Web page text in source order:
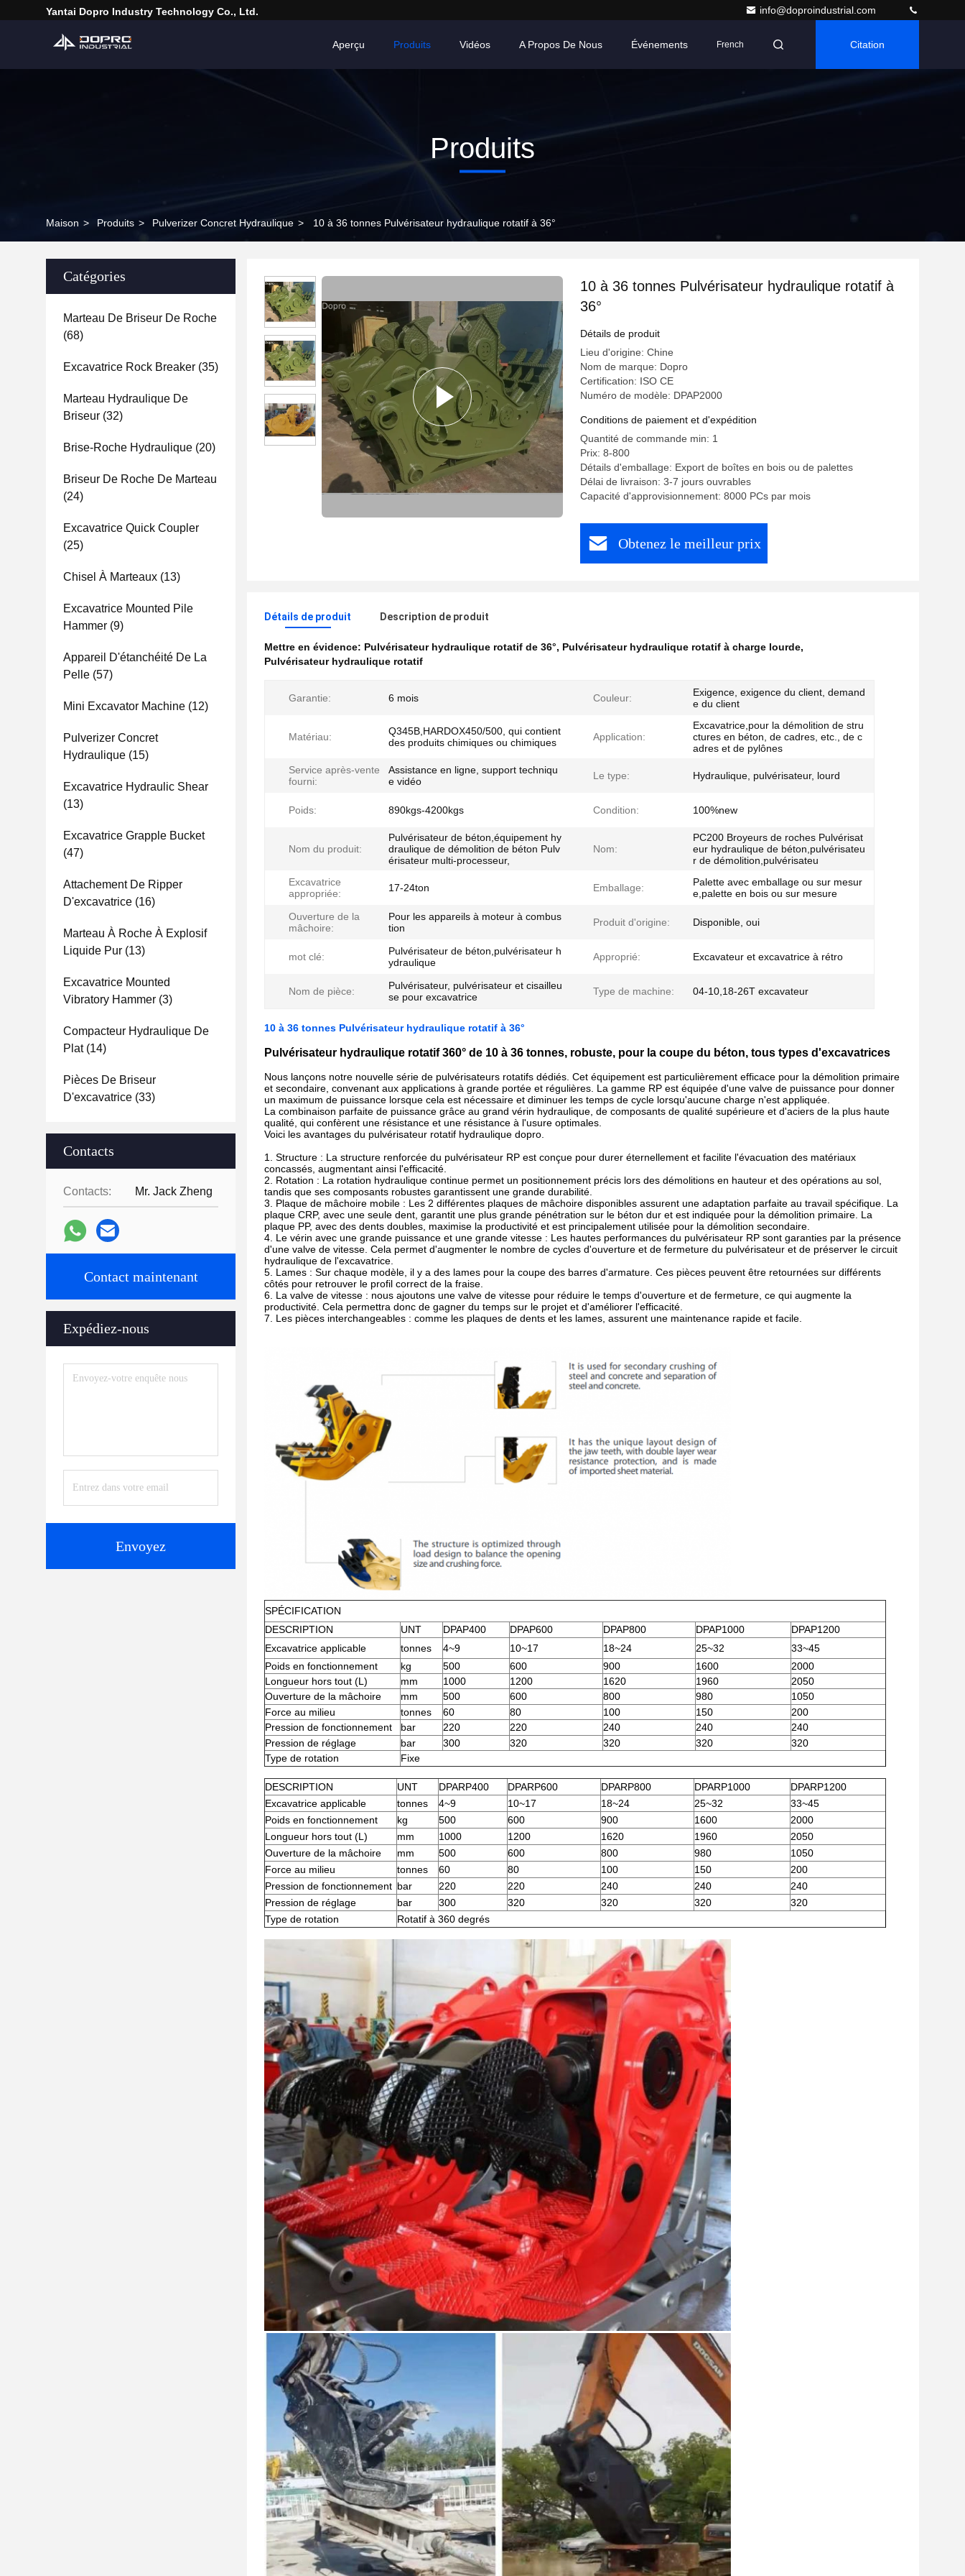
Yantai Dopro Industry Technology Co., Ltd. info@doproindustrial.com
Aperçu Produits Vidéos A Propos De Nous Événements French Citation
Produits
Maison > Produits > Pulverizer Concret Hydraulique > 10 à 36 tonnes Pulvérisateur hydraulique rotatif à 36°
Catégories
Marteau De Briseur De Roche
(68)
Excavatrice Rock Breaker (35)
Marteau Hydraulique De
Briseur (32)
Brise-Roche Hydraulique (20)
Briseur De Roche De Marteau
(24)
Excavatrice Quick Coupler
(25)
Chisel À Marteaux (13)
Excavatrice Mounted Pile
Hammer (9)
Appareil D'étanchéité De La
Pelle (57)
Mini Excavator Machine (12)
Pulverizer Concret
Hydraulique (15)
Excavatrice Hydraulic Shear
(13)
Excavatrice Grapple Bucket
(47)
Attachement De Ripper
D'excavatrice (16)
Marteau À Roche À Explosif
Liquide Pur (13)
Excavatrice Mounted
Vibratory Hammer (3)
Compacteur Hydraulique De
Plat(14)
Pièces De Briseur
D'excavatrice (33)
Contacts
Contacts: Mr. Jack Zheng
Contact maintenant
Expédiez-nous
Envoyez
10 à 36 tonnes Pulvérisateur hydraulique rotatif à
36°
Détails de produit
Lieu d'origine: Chine
Nom de marque: Dopro
Certification: ISO CE
Numéro de modèle: DPAP2000
Conditions de paiement et d'expédition
Quantité de commande min: 1
Prix: 8-800
Détails d'emballage: Export de boîtes en bois ou de palettes
Délai de livraison: 3-7 jours ouvrables
Capacité d'approvisionnement: 8000 PCs par mois
Obtenez le meilleur prix
Détails de produit Description de produit
Mettre en évidence: Pulvérisateur hydraulique rotatif de 36°, Pulvérisateur hydraulique rotatif à charge lourde,
Pulvérisateur hydraulique rotatif
Garantie: 6 mois Couleur:
Exigence, exigence du client, demand
e du client
Matériau:
Q345B,HARDOX450/500, qui contient
des produits chimiques ou chimiques
Application:
Excavatrice,pour la démolition de stru
ctures en béton, de cadres, etc., de c
adres et de pylônes
Service après-vente
fourni:
Assistance en ligne, support techniqu
e vidéo
Le type: Hydraulique, pulvérisateur, lourd
Poids: 890kgs-4200kgs Condition: 100%new
Nom du produit:
Pulvérisateur de béton,équipement hy
draulique de démolition de béton Pulv
érisateur multi-processeur,
Nom:
PC200 Broyeurs de roches Pulvérisat
eur hydraulique de béton,pulvérisateu
r de démolition,pulvérisateu
Excavatrice
appropriée:
17-24ton Emballage:
Palette avec emballage ou sur mesur
e,palette en bois ou sur mesure
Ouverture de la
mâchoire:
Pour les appareils à moteur à combus
tion
Produit d'origine: Disponible, oui
mot clé:
Pulvérisateur de béton,pulvérisateur h
ydraulique
Approprié: Excavateur et excavatrice à rétro
Nom de pièce:
Pulvérisateur, pulvérisateur et cisailleu
se pour excavatrice
Type de machine: 04-10,18-26T excavateur
10 à 36 tonnes Pulvérisateur hydraulique rotatif à 36°
Pulvérisateur hydraulique rotatif 360° de 10 à 36 tonnes, robuste, pour la coupe du béton, tous types d'excavatrices
Nous lançons notre nouvelle série de pulvérisateurs rotatifs dédiés. Cet équipement est particulièrement efficace pour la démolition primaire
et secondaire, convenant aux applications à grande portée et régulières. La gamme RP est équipée d'une valve de puissance pour donner
un maximum de puissance lorsque cela est nécessaire et diminuer les temps de cycle lorsqu'aucune charge n'est appliquée.
La combinaison parfaite de puissance grâce au grand vérin hydraulique, de composants de qualité supérieure et d'aciers de la plus haute
qualité, qui confèrent une résistance et une résistance à l'usure optimales.
Voici les avantages du pulvérisateur rotatif hydraulique dopro.
1. Structure : La structure renforcée du pulvérisateur RP est conçue pour durer éternellement et facilite l'évacuation des matériaux
concassés, augmentant ainsi l'efficacité.
2. Rotation : La rotation hydraulique continue permet un positionnement précis lors des démolitions en hauteur et des opérations au sol,
tandis que ses composants robustes garantissent une grande durabilité.
3. Plaque de mâchoire mobile : Les 2 différentes plaques de mâchoire disponibles assurent une adaptation parfaite au travail spécifique. La
plaque CRP, avec une seule dent, garantit une plus grande pénétration sur le béton dur et est indiquée pour la démolition primaire. La
plaque PP, avec des dents doubles, maximise la productivité et est principalement utilisée pour la démolition secondaire.
4. Le vérin avec une grande puissance et une grande vitesse : Les hautes performances du pulvérisateur RP sont garanties par la présence
d'une valve de vitesse. Cela permet d'augmenter le nombre de cycles d'ouverture et de fermeture du pulvérisateur et de préserver le circuit
hydraulique de l'excavatrice.
5. Lames : Sur chaque modèle, il y a des lames pour la coupe des barres d'armature. Ces pièces peuvent être retournées sur différents
côtés pour retrouver le profil correct de la fraise.
6. La valve de vitesse : nous ajoutons une valve de vitesse pour réduire le temps d'ouverture et de fermeture, ce qui augmente la
productivité. Cela permettra donc de gagner du temps sur le projet et d'améliorer l'efficacité.
7. Les pièces interchangeables : comme les plaques de dents et les lames, assurent une maintenance rapide et facile.
SPÉCIFICATION
DESCRIPTION
UNT DPAP400 DPAP600 DPAP800 DPAP1000
DPAP1200
Excavatrice applicable
tonnes 4~9 10~17 18~24 25~32
33~45
Poids en fonctionnement
kg 500 600 900 1600
2000
Longueur hors tout (L)
mm 1000 1200 1620 1960
2050
Ouverture de la mâchoire
mm 500 600 800 980
1050
Force au milieu
tonnes 60 80 100 150
200
Pression de fonctionnement
bar 220 220 240 240
240
Pression de réglage
bar 300 320 320 320
320
Type de rotation
Fixe
DESCRIPTION UNT DPARP400 DPARP600 DPARP800 DPARP1000
DPARP1200
Excavatrice applicable
tonnes 4~9 10~17 18~24 25~32
33~45
Poids en fonctionnement
kg 500 600 900 1600
2000
Longueur hors tout (L)
mm 1000 1200 1620 1960
2050
Ouverture de la mâchoire
mm 500 600 800 980
1050
Force au milieu
tonnes 60 80 100 150
200
Pression de fonctionnement bar 220 220 240 240
240
Pression de réglage
bar 300 320 320 320
320
Type de rotation
Rotatif à 360 degrés